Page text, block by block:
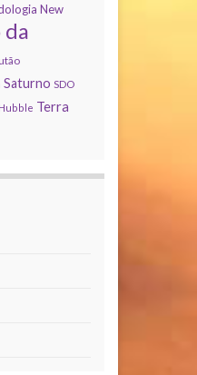
New
da
Saturno SDO
Terra